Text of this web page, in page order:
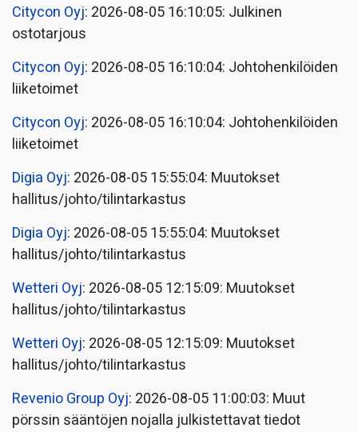
Citycon Oyj: 2026-08-05 16:10:05: Julkinen
ostotarjous
Citycon Oyj: 2026-08-05 16:10:04: Johtohenkilöiden
liiketoimet
Citycon Oyj: 2026-08-05 16:10:04: Johtohenkilöiden
liiketoimet
Digia Oyj: 2026-08-05 15:55:04: Muutokset
hallitus/johto/tilintarkastus
Digia Oyj: 2026-08-05 15:55:04: Muutokset
hallitus/johto/tilintarkastus
Wetteri Oyj: 2026-08-05 12:15:09: Muutokset
hallitus/johto/tilintarkastus
Wetteri Oyj: 2026-08-05 12:15:09: Muutokset
hallitus/johto/tilintarkastus
Revenio Group Oyj: 2026-08-05 11:00:03: Muut
pörssin sääntöjen nojalla julkistettavat tiedot